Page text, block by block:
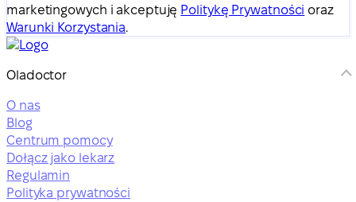
marketingowych i akceptuję Politykę Prywatności oraz
Warunki Korzystania.
Oladoctor
O nas
Blog
Centrum pomocy
Dołącz jako lekarz
Regulamin
Polityka prywatności